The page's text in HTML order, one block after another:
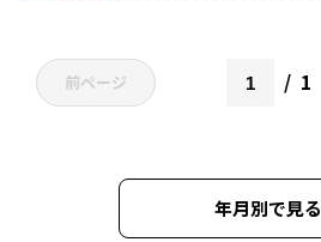
前ページ 1
年月別で見る